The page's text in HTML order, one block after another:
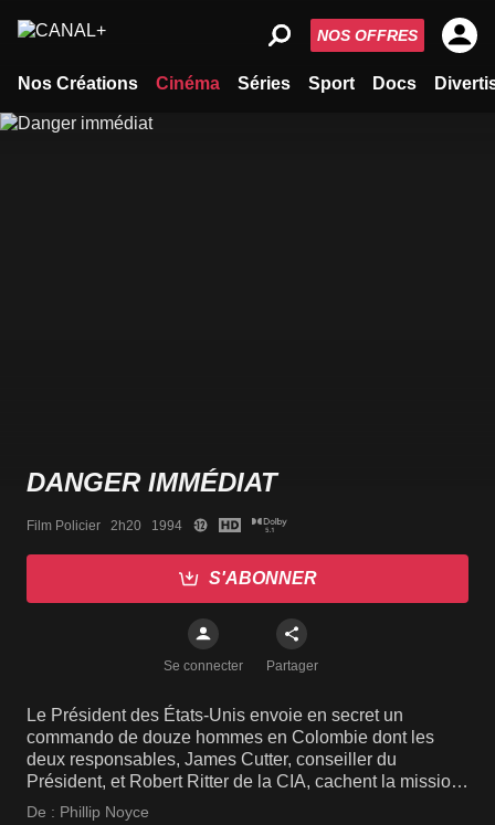
Nos Créations Cinéma Séries Sport Docs
NOS OFFRES
DANGER IMMÉDIAT
Film Policier   2h20   1994
S'ABONNER
Se connecter Partager
Le Président des États-Unis envoie en secret un
commando de douze hommes en Colombie dont les
deux responsables, James Cutter, conseiller du
Président, et Robert Ritter de la CIA, cachent la mission
au directeur des renseignements, Jack Ryan.
De : Phillip Noyce